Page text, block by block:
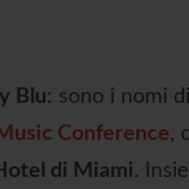
Blu: sono i nomi
Conference,
di Miami.